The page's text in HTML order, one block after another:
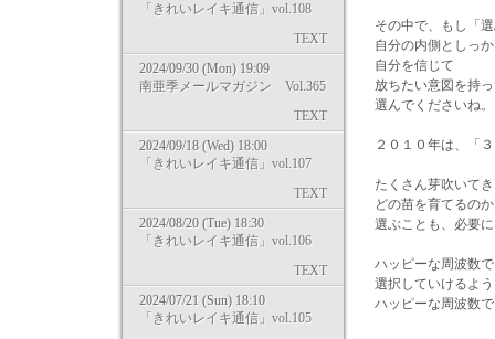
「きれいレイキ通信」vol.108
TEXT
2024/09/30 (Mon) 19:09
南亜季メールマガジン Vol.365
TEXT
2024/09/18 (Wed) 18:00
「きれいレイキ通信」vol.107
TEXT
2024/08/20 (Tue) 18:30
「きれいレイキ通信」vol.106
TEXT
2024/07/21 (Sun) 18:10
「きれいレイキ通信」vol.105
その中で、もし「
自分の内側としっ
自分を信じて
放ちたい意図を持
選んでくださいね。
２０１０年は、「
たくさん芽吹いて
どの苗を育てるのか
選ぶことも、必要
ハッピーな周波数で
選択していけるよう
ハッピーな周波数